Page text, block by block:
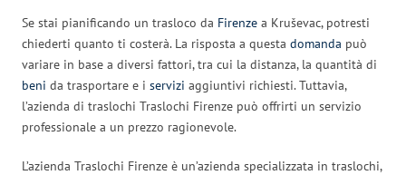
Se stai pianificando un trasloco da Firenze a Kruševac, potresti
chiederti quanto ti costerà. La risposta a questa domanda può
variare in base a diversi fattori, tra cui la distanza, la quantità di
beni da trasportare e i servizi aggiuntivi richiesti. Tuttavia,
l’azienda di traslochi Traslochi Firenze può offrirti un servizio
professionale a un prezzo ragionevole.
L’azienda Traslochi Firenze è un’azienda specializzata in traslochi,